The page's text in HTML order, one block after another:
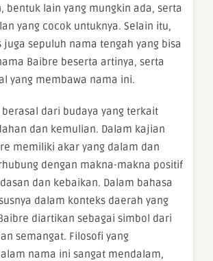
bentuk lain yang mungkin ada, serta
yang cocok untuknya. Selain itu,
juga sepuluh nama tengah yang bisa
Baibre beserta artinya, serta
yang membawa nama ini.
berasal dari budaya yang terkait
dan kemulian. Dalam kajian
memiliki akar yang dalam dan
dengan makna-makna positif
dan kebaikan. Dalam bahasa
dalam konteks daerah yang
diartikan sebagai simbol dari
semangat. Filosofi yang
nama ini sangat mendalam,